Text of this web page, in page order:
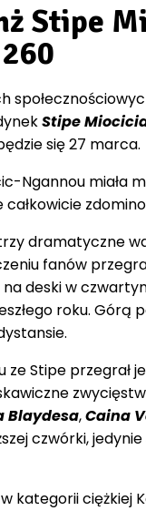
Stipe
Stipe
się 27 marca.
Ngannou miała
dramatyczne
fanów
na deski w
roku. Górą
Stipe przegrał
Blaydesa,Caina
czwórki, jedynie
kategorii ciężkiej